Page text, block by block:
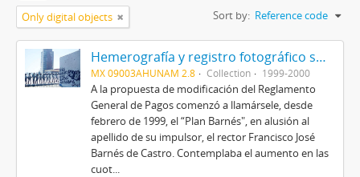
Only digital objects Sort by: Reference code
Hemerografía y registro fotográfico sobre el conflicto universitario de 1999-2000
MX 09003AHUNAM 2.8 Collection 1999-2000
A la propuesta de modificación del Reglamento
General de Pagos comenzó a llamársele, desde
febrero de 1999, el “Plan Barnés", en alusión al
apellido de su impulsor, el rector Francisco José
Barnés de Castro. Contemplaba el aumento en las
cuot...